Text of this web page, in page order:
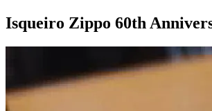
Isqueiro Zippo 60th